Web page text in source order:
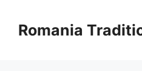
conținutRomania